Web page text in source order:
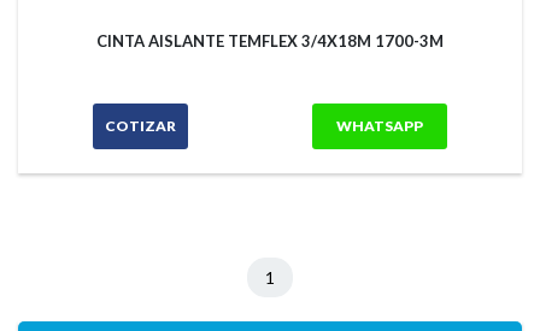
CINTA AISLANTE TEMFLEX 3/4X18M 1700-3M
COTIZAR WHATSAPP
1